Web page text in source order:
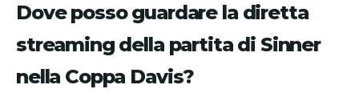
Dove posso guardare la diretta
streaming della partita di Sinner
nella Coppa Davis?